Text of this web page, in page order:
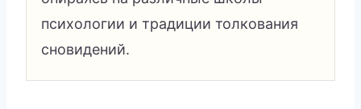
психологии и традиции толкования
сновидений.